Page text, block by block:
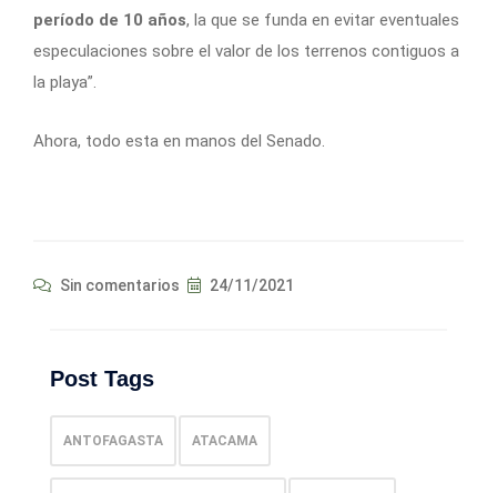
período de 10 años, la que se funda en evitar eventuales
especulaciones sobre el valor de los terrenos contiguos a
la playa”.
Ahora, todo esta en manos del Senado.
Sin comentarios 24/11/2021
Post Tags
ANTOFAGASTA ATACAMA